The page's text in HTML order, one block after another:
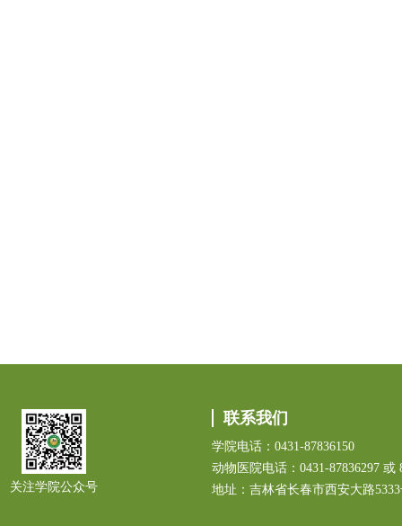
关注学院公众号
联系我们
学院电话：0431-87836150
动物医院电话：0431-87836297 或
地址：吉林省长春市西安大路